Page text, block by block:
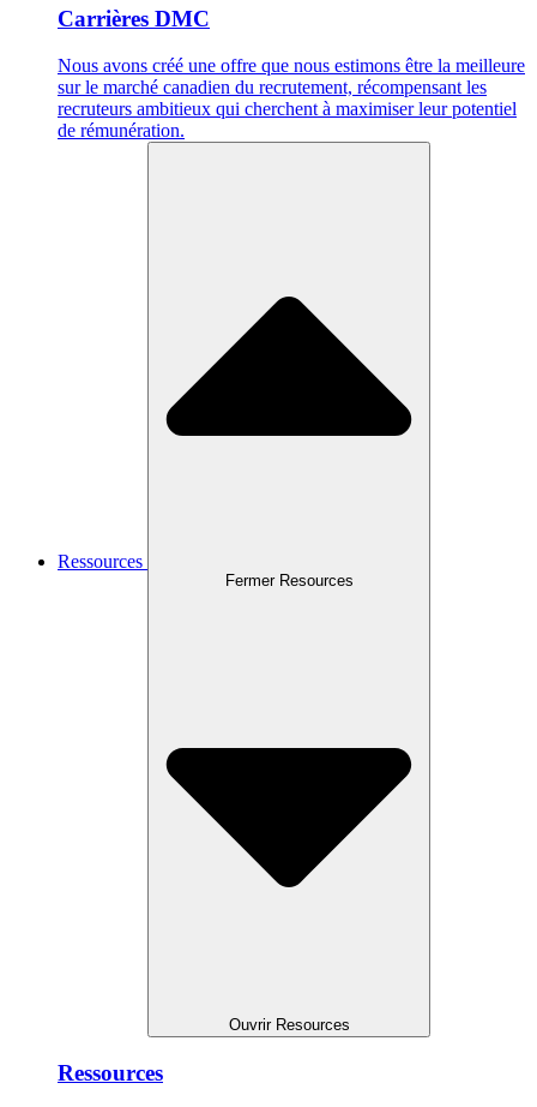
Carrières DMC
Nous avons créé une offre que nous estimons être la meilleure
sur le marché canadien du recrutement, récompensant les
recruteurs ambitieux qui cherchent à maximiser leur potentiel
de rémunération.
Ressources
Fermer Resources
Ouvrir Resources
Ressources